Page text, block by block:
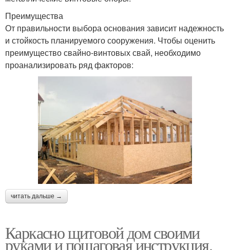
Преимущества
От правильности выбора основания зависит надежность
и стойкость планируемого сооружения. Чтобы оценить
преимущество свайно-винтовых свай, необходимо
проанализировать ряд факторов:
читать дальше →
Каркасно щитовой дом своими
руками и пошаговая инструкция.